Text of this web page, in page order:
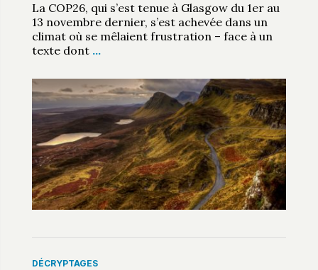
La COP26, qui s’est tenue à Glasgow du 1er au
13 novembre dernier, s’est achevée dans un
climat où se mêlaient frustration – face à un
texte dont …
DÉCRYPTAGES